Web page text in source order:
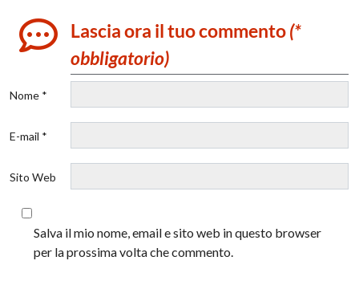
Lascia ora il tuo commento(*
obbligatorio)
Nome *
E-mail *
Sito Web
Salva il mio nome, email e sito web in questo browser
per la prossima volta che commento.